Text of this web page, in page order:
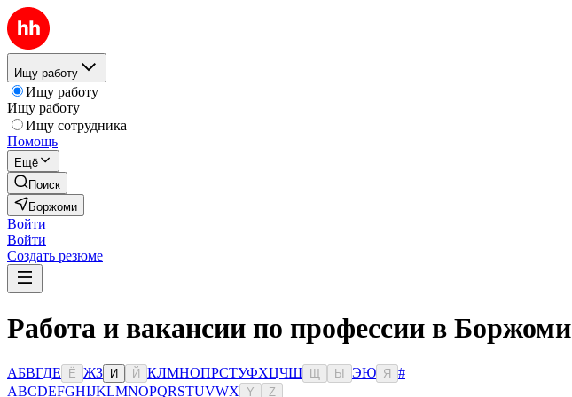
Ищу работу
Ищу работу
Ищу работу
Ищу сотрудника
Помощь
Ещё
Поиск
Боржоми
Войти
Войти
Создать резюме
Работа и вакансии по профессии в Боржоми
АБВГДЕ Ё ЖЗ И Й КЛМНОПРСТУФХЦЧШ Ы ЭЮ Я
#
ABCDEFGHIJKLMNOPQRSTUVWX Y Z